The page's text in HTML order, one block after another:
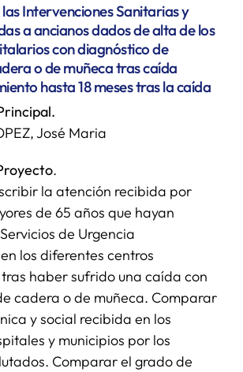
Intervenciones Sanitarias y
a ancianos dados de alta de los
con diagnóstico de
o de muñeca tras caída
hasta 18 meses tras la caída
José Maria
.
la atención recibida por
de 65 años que hayan
de Urgencia
los diferentes centros
haber sufrido una caída con
cadera o de muñeca. Comparar
y social recibida en los
y municipios por los
Comparar el grado de